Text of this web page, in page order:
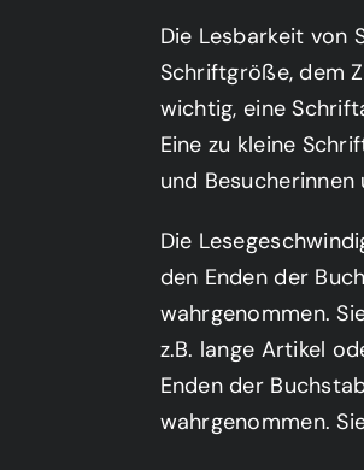
Die Lesbarkeit von
Schriftgröße, dem
wichtig, eine
Eine zu kleine
und
Die
den Enden der
wahrgenommen.
z.B. lange Artikel
Enden der
wahrgenommen.
Vorkenntnisse erstellen kannst. Trage dich ein
Sie sehen gerade einen Platzhalterinhalt von
auf den eigentlichen Inhalt zuzugreifen,
an Drittanbieter weitergegeben
Inhalt entsperren
Mehr Informationen